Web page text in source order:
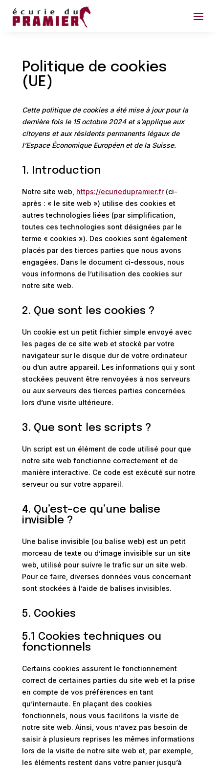
Politique de cookies
(UE)
Cette politique de cookies a été mise à jour pour la
dernière fois le 15 octobre 2024 et s’applique aux
citoyens et aux résidents permanents légaux de
l’Espace Économique Européen et de la Suisse.
1. Introduction
Notre site web, https://ecuriedupramier.fr(ci-
après : « le site web ») utilise des cookies et
autres technologies liées (par simplification,
toutes ces technologies sont désignées par le
terme « cookies »). Des cookies sont également
placés par des tierces parties que nous avons
engagées. Dans le document ci-dessous, nous
vous informons de l’utilisation des cookies sur
notre site web.
2. Que sont les cookies ?
Un cookie est un petit fichier simple envoyé avec
les pages de ce site web et stocké par votre
navigateur sur le disque dur de votre ordinateur
ou d’un autre appareil. Les informations qui y sont
stockées peuvent être renvoyées à nos serveurs
ou aux serveurs des tierces parties concernées
lors d’une visite ultérieure.
3. Que sont les scripts ?
Un script est un élément de code utilisé pour que
notre site web fonctionne correctement et de
manière interactive. Ce code est exécuté sur notre
serveur ou sur votre appareil.
4. Qu’est-ce qu’une balise
invisible ?
Une balise invisible (ou balise web) est un petit
morceau de texte ou d’image invisible sur un site
web, utilisé pour suivre le trafic sur un site web.
Pour ce faire, diverses données vous concernant
sont stockées à l’aide de balises invisibles.
5. Cookies
5.1 Cookies techniques ou
fonctionnels
Certains cookies assurent le fonctionnement
correct de certaines parties du site web et la prise
en compte de vos préférences en tant
qu’internaute. En plaçant des cookies
fonctionnels, nous vous facilitons la visite de
notre site web. Ainsi, vous n’avez pas besoin de
saisir à plusieurs reprises les mêmes informations
lors de la visite de notre site web et, par exemple,
les éléments restent dans votre panier jusqu’à